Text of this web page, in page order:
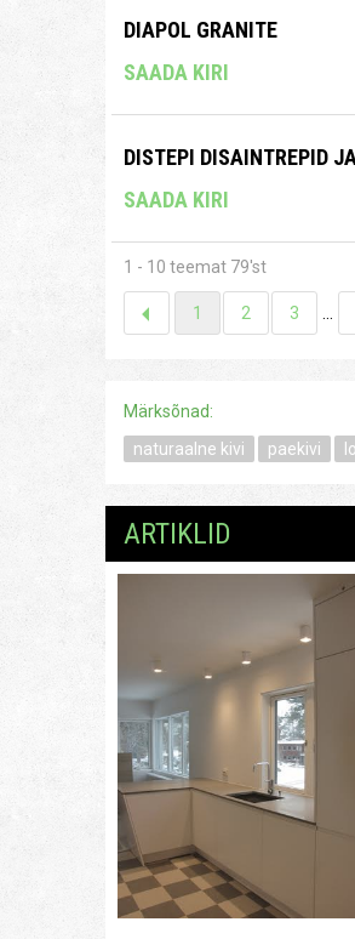
DIAPOL GRANITE
SAADA KIRI
DISTEPI DISAINTREPID
SAADA KIRI
1 - 10 teemat 79'st
1 2 3
Märksõnad:
naturaalne kivi
paekivi
ARTIKLID